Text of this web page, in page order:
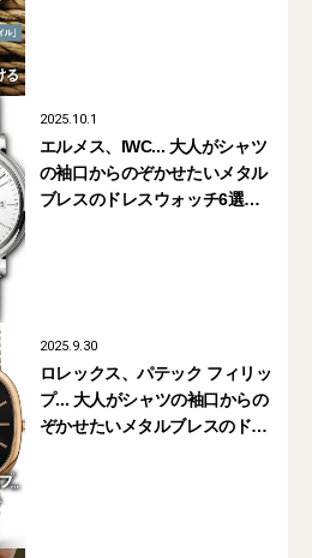
2025.10.1
エルメス、IWC... 大人がシャツ
の袖口からのぞかせたいメタル
ブレスのドレスウォッチ6選
2025.9.30
ロレックス、パテック フィリッ
プ... 大人がシャツの袖口からの
ぞかせたいメタルブレスのドレ